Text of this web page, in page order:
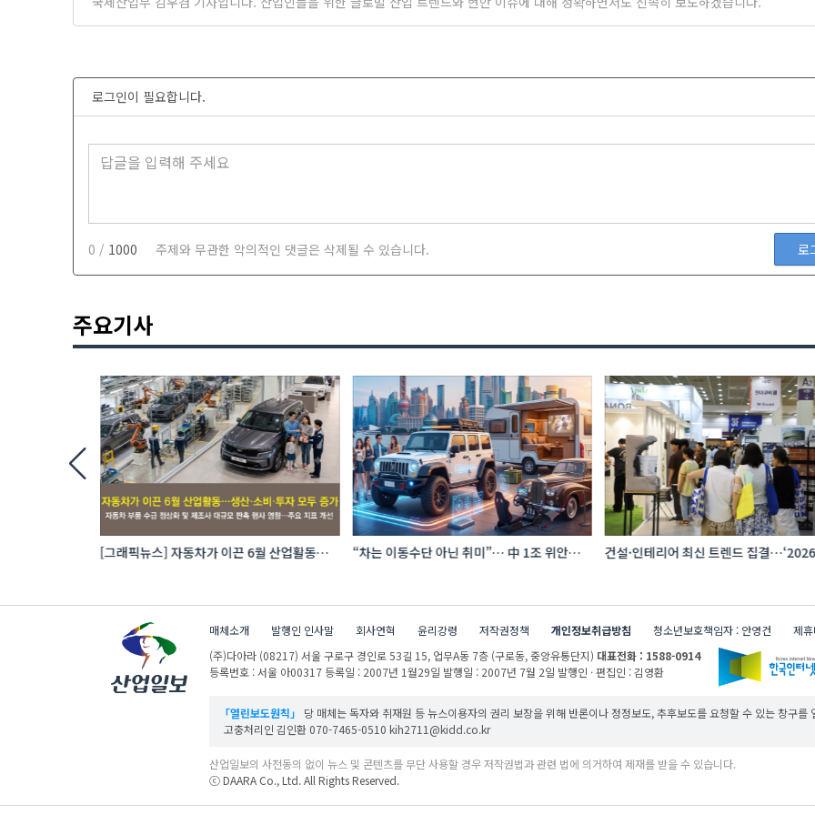
로그인이 필요합니다.
0 / 1000 주제와 무관한 악의적인 댓글은 삭제될 수 있습니다. 로
주요기사
[그래픽뉴스] 자동차가 이끈 6월 산업활동…
“차는 이동수단 아닌 취미”… 中 1조 위안
건설·인테리어 최신 트렌드 집결…‘2026
매체소개 발행인 인사말 회사연혁 윤리강령 저작권정책 개인정보취급방침 청소년보호책임자 : 안영건
제
(주)다아라 (08217) 서울 구로구 경인로 53길 15,업무A동 7층 (구로동, 중앙유통단지) 대표전화 : 1588-0914
등록번호 : 서울 아00317 등록일 : 2007년 1월29일 발행일 : 2007년 7월 2일 발행인 · 편집인 : 김영환
「열린보도원칙」
당 매체는 독자와 취재원 등 뉴스이용자의 권리 보장을 위해 반론이나 정정보도, 추후보도를 요청할 수 있는 창구를
고충처리인 김인환 070-7465-0510 kih2711@kidd.co.kr
산업일보의 사전동의 없이 뉴스 및 콘텐츠를 무단 사용할 경우 저작권법과 관련 법에 의거하여 제재를 받을 수 있습니다.
ⓒ DAARA Co., Ltd. All Rights Reserved.